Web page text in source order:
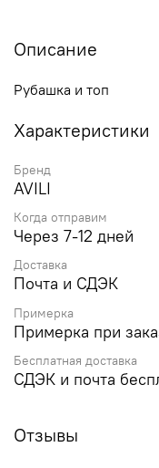
Описание
Рубашка и топ
Характеристики
Бренд
AVILI
Когда отправим
Через 7-12 дней
Доставка
Почта и СДЭК
Примерка
Примерка при
Бесплатная доставка
СДЭК и почта
Отзывы